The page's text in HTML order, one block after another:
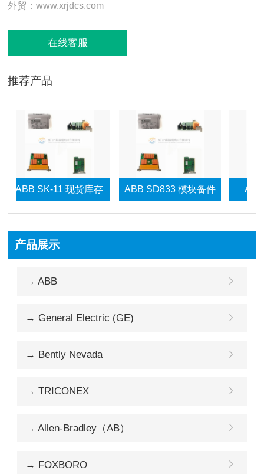
外贸：www.xrjdcs.com
在线客服
推荐产品
SK-11 现货库存 ABB SD833 模块备件 ABB
IMMFP12 现货库
产品展示
→ ABB
→ General Electric (GE)
→ Bently Nevada
→ TRICONEX
→ Allen-Bradley（AB）
→ FOXBORO